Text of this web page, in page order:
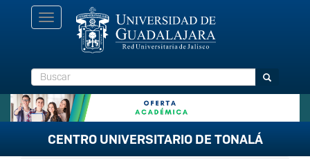
Toggle
navigation
Buscar Buscar
CENTRO UNIVERSITARIO DE TONALÁ